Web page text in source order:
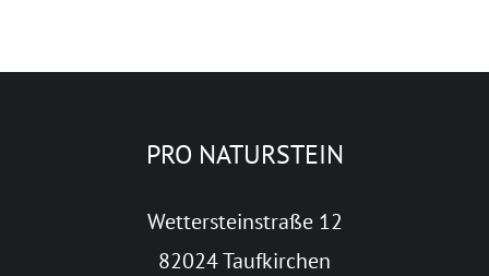
PRO NATURSTEIN
Wettersteinstraße 12
82024 Taufkirchen